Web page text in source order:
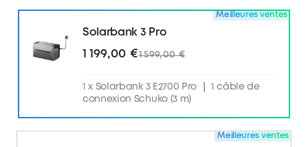
Solarbank 3 Pro
1 199,00 €1 599,00 €
1 x Solarbank 3 E2700 Pro ｜ 1 câble de
connexion Schuko (3 m)
Meilleures ventes
Meilleures ventes